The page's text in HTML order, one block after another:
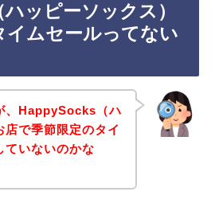
ッピーソックス）
イムセールってない
、HappySocks（ハ
店で季節限定のタイ
ていないのかな